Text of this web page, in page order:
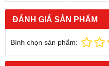
ĐÁNH GIÁ SẢN PHẨM
Bình chọn sản phẩm: